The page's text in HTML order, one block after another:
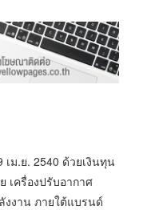
เม.ย. 2540 ด้วยเงินทุน
เครื่องปรับอากาศ
งงาน ภายใต้แบรนด์